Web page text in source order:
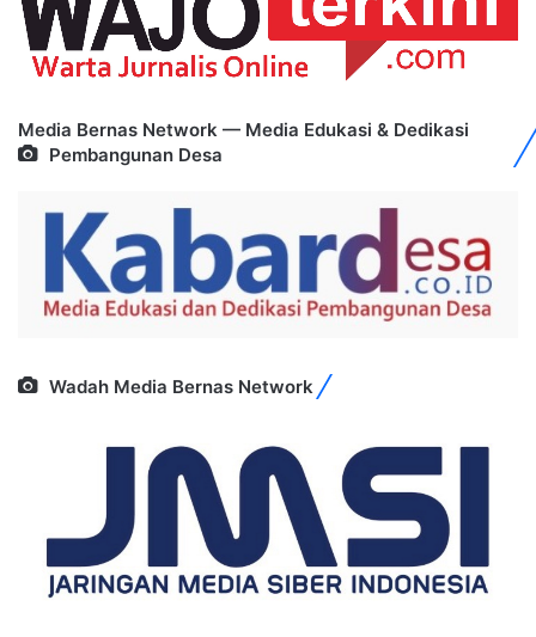
Media Bernas Network — Media Edukasi & Dedikasi
Pembangunan Desa
Wadah Media Bernas Network